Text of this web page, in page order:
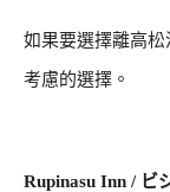
如果要選擇離高松
考慮的選擇。
Rupinasu Inn /